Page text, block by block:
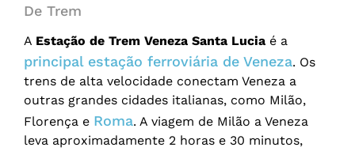
De Trem
A Estação de Trem Veneza Santa Lucia é a
principal estação ferroviária de Veneza. Os
trens de alta velocidade conectam Veneza a
outras grandes cidades italianas, como Milão,
Florença e Roma. A viagem de Milão a Veneza
leva aproximadamente 2 horas e 30 minutos,